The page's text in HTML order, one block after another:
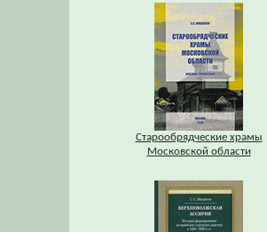
Старообрядческие храмы
Московской области